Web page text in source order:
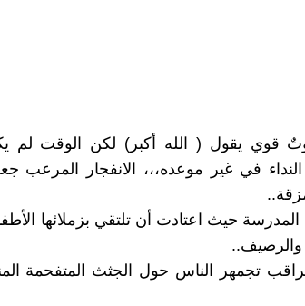
قوي يقول ( الله أكبر) لكن الوقت لم
في غير موعده،،، الانفجار
حيث اعتادت أن تلتقي بزملائها
والرصيف..
تجمهر الناس حول الجثث المتفحمة